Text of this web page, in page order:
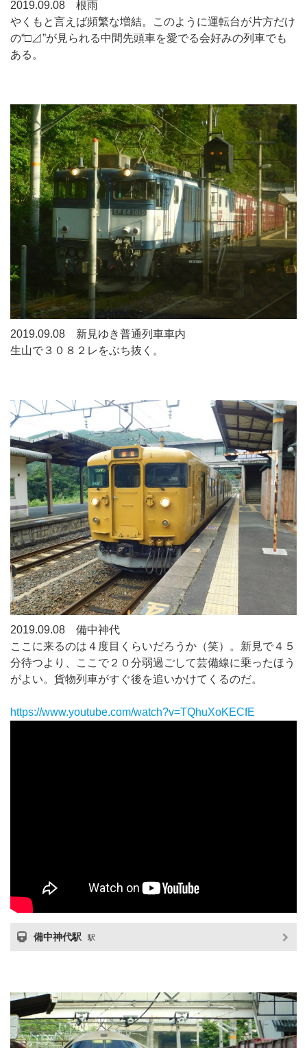
2019.09.08 根雨
やくもと言えば頻繁な増結。このように運転台が片方だけ
の“□⊿”が見られる中間先頭車を愛でる会好みの列車でも
ある。
2019.09.08 新見ゆき普通列車車内
生山で３０８２レをぶち抜く。
2019.09.08 備中神代
ここに来るのは４度目くらいだろうか（笑）。新見で４５
分待つより、ここで２０分弱過ごして芸備線に乗ったほう
がよい。貨物列車がすぐ後を追いかけてくるのだ。
https://www.youtube.com/watch?v=TQhuXoKECfE
備中神代駅 駅